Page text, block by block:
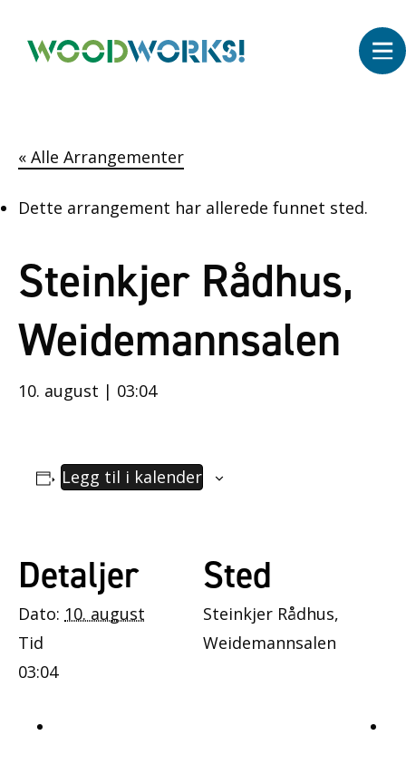
« Alle Arrangementer
Dette arrangement har allerede funnet sted.
Steinkjer Rådhus,
Weidemannsalen
10. august | 03:04
Legg til i kalender
Detaljer
Dato: 10. august
Tid
03:04
Sted
Steinkjer Rådhus,
Weidemannsalen